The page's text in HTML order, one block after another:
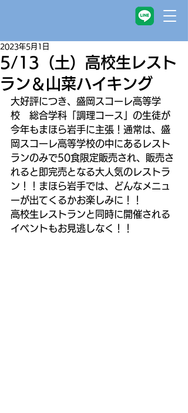
5/13（土）高校生レスト
ラン＆山菜ハイキング
2023年5月1日
大好評につき、盛岡スコーレ高等学
校　総合学科「調理コース」の生徒が
今年もまほら岩手に主張！通常は、盛
岡スコーレ高等学校の中にあるレスト
ランのみで50食限定販売され、販売さ
れると即完売となる大人気のレストラ
ン！！まほら岩手では、どんなメニュ
ーが出てくるかお楽しみに！！
高校生レストランと同時に開催される
イベントもお見逃しなく！！